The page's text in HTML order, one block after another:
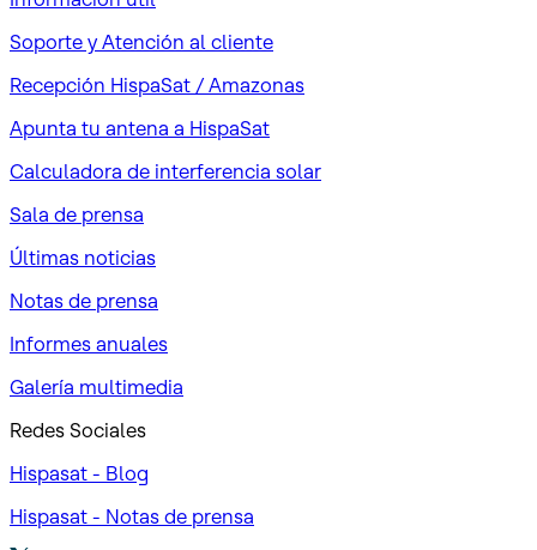
Soporte y Atención al cliente
Recepción HispaSat / Amazonas
Apunta tu antena a HispaSat
Calculadora de interferencia solar
Sala de prensa
Últimas noticias
Notas de prensa
Informes anuales
Galería multimedia
Redes Sociales
Hispasat - Blog
Hispasat - Notas de prensa